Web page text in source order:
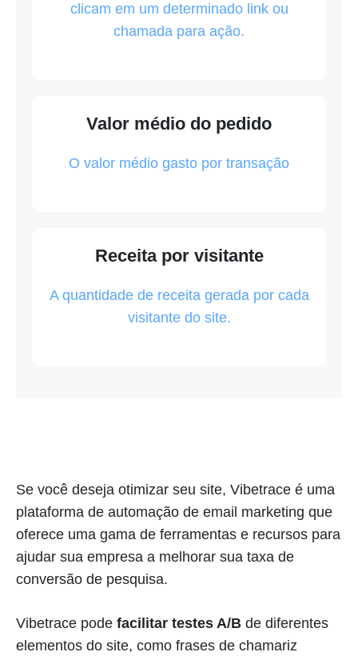
clicam em um determinado link ou
chamada para ação.
Valor médio do pedido
O valor médio gasto por transação
Receita por visitante
A quantidade de receita gerada por cada
visitante do site.
Se você deseja otimizar seu site, Vibetrace é uma
plataforma de automação de email marketing que
oferece uma gama de ferramentas e recursos para
ajudar sua empresa a melhorar sua taxa de
conversão de pesquisa.
Vibetrace pode facilitar testes A/B de diferentes
elementos do site, como frases de chamariz